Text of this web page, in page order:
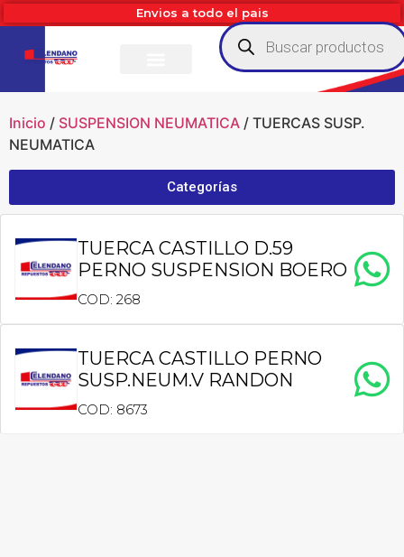
Envios a todo el pais
Inicio / SUSPENSION NEUMATICA / TUERCAS SUSP.
NEUMATICA
Categorías
TUERCA CASTILLO D.59
PERNO SUSPENSION BOERO
COD: 268
TUERCA CASTILLO PERNO
SUSP.NEUM.V RANDON
COD: 8673